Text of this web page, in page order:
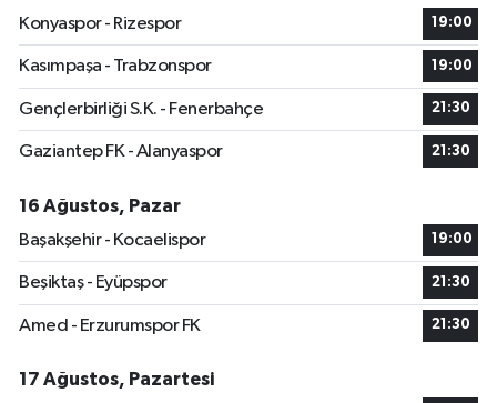
Konyaspor - Rizespor
19:00
Kasımpaşa - Trabzonspor 19:00
Gençlerbirliği S.K. - Fenerbahçe 21:30
Gaziantep FK - Alanyaspor 21:30
16 Ağustos, Pazar
Başakşehir - Kocaelispor
19:00
Beşiktaş - Eyüpspor 21:30
Amed - Erzurumspor FK 21:30
17 Ağustos, Pazartesi